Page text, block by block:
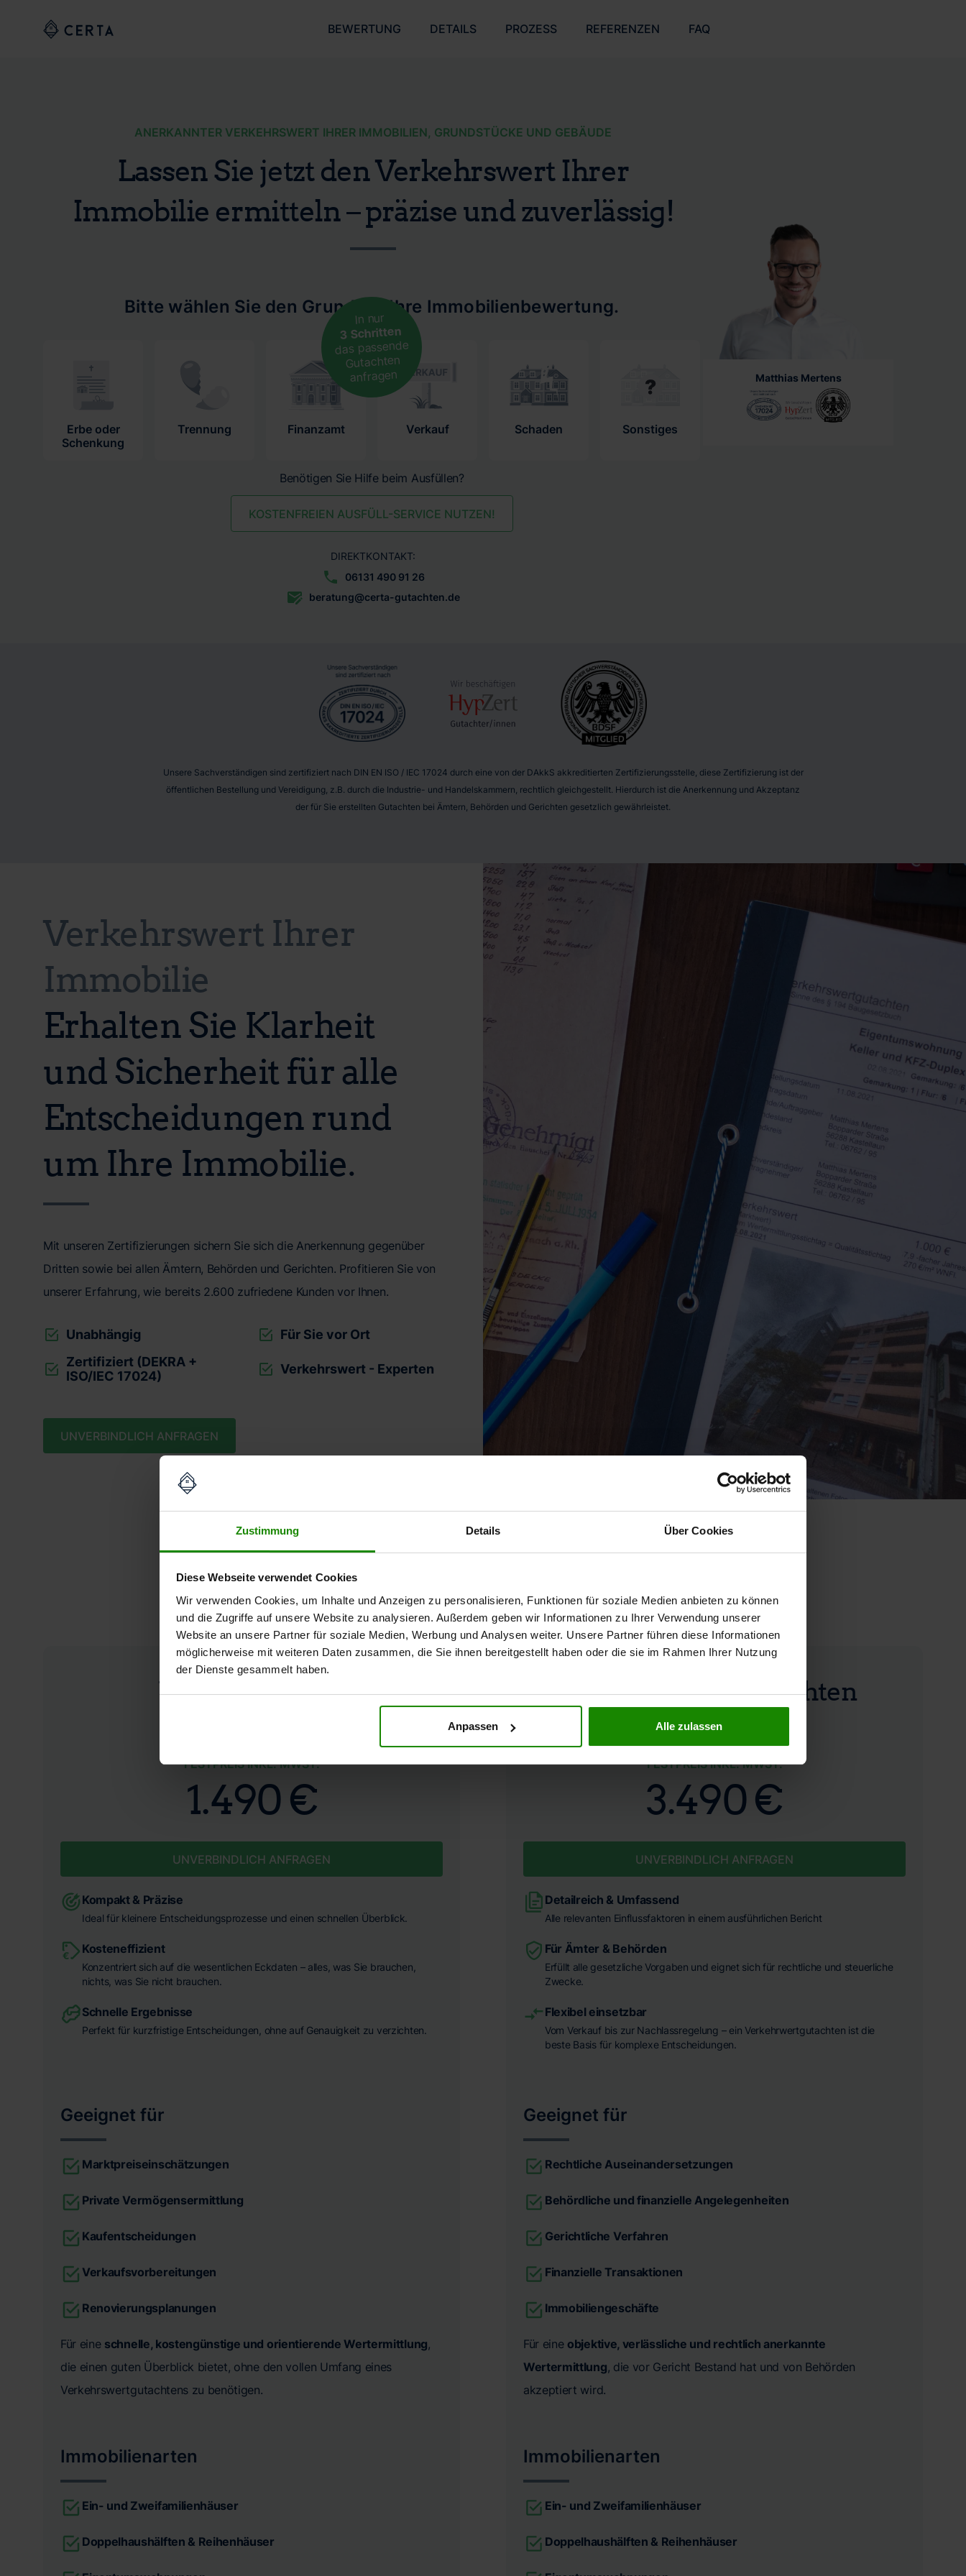
Zustimmung Details Über Cookies
Diese Webseite verwendet Cookies
Wir verwenden Cookies, um Inhalte und Anzeigen zu personalisieren, Funktionen für soziale Medien anbieten zu können
und die Zugriffe auf unsere Website zu analysieren. Außerdem geben wir Informationen zu Ihrer Verwendung unserer
Website an unsere Partner für soziale Medien, Werbung und Analysen weiter. Unsere Partner führen diese Informationen
möglicherweise mit weiteren Daten zusammen, die Sie ihnen bereitgestellt haben oder die sie im Rahmen Ihrer Nutzung
der Dienste gesammelt haben.
Anpassen Alle zulassen
BEWERTUNG DETAILS PROZESS REFERENZEN FAQ
ANERKANNTER VERKEHRSWERT IHRER IMMOBILIEN, GRUNDSTÜCKE UND GEBÄUDE
Lassen Sie jetzt den Verkehrswert Ihrer
Immobilie ermitteln – präzise und zuverlässig!
Bitte wählen Sie den Grund für Ihre Immobilienbewertung.
Erbe oder
Schenkung
Trennung Finanzamt Verkauf Schaden Sonstiges
In nur
3 Schritten
das passende
Gutachten
anfragen
Benötigen Sie Hilfe beim Ausfüllen?
KOSTENFREIEN AUSFÜLL-SERVICE NUTZEN!
DIREKTKONTAKT:
06131 490 91 26
beratung@certa-gutachten.de
Matthias Mertens
Unsere Sachverständigen sind zertifiziert nach DIN EN ISO / IEC 17024 durch eine von der DAkkS akkreditierten Zertifizierungsstelle, diese Zertifizierung ist der
öffentlichen Bestellung und Vereidigung, z.B. durch die Industrie- und Handelskammern, rechtlich gleichgestellt. Hierdurch ist die Anerkennung und Akzeptanz
der für Sie erstellten Gutachten bei Ämtern, Behörden und Gerichten gesetzlich gewährleistet.
Verkehrswert Ihrer
Immobilie
Erhalten Sie Klarheit
und Sicherheit für alle
Entscheidungen rund
um Ihre Immobilie.
Mit unseren Zertifizierungen sichern Sie sich die Anerkennung gegenüber
Dritten sowie bei allen Ämtern, Behörden und Gerichten. Profitieren Sie von
unserer Erfahrung, wie bereits 2.600 zufriedene Kunden vor Ihnen.
Unabhängig
Für Sie vor Ort
Zertifiziert (DEKRA +
ISO/IEC 17024)
Verkehrswert - Experten
UNVERBINDLICH ANFRAGEN
Unsere Leistungen und Preise
Wertgutachten
FESTPREIS INKL. MWST.
1.490 €
UNVERBINDLICH ANFRAGEN
Kompakt & Präzise
Ideal für kleinere Entscheidungsprozesse und einen schnellen Überblick.
Kosteneffizient
Konzentriert sich auf die wesentlichen Eckdaten – alles, was Sie brauchen,
nichts, was Sie nicht brauchen.
Schnelle Ergebnisse
Perfekt für kurzfristige Entscheidungen, ohne auf Genauigkeit zu verzichten.
Geeignet für
Marktpreiseinschätzungen
Private Vermögensermittlung
Kaufentscheidungen
Verkaufsvorbereitungen
Renovierungsplanungen
Für eine schnelle, kostengünstige und orientierende Wertermittlung,
die einen guten Überblick bietet, ohne den vollen Umfang eines
Verkehrswertgutachtens zu benötigen.
Immobilienarten
Ein- und Zweifamilienhäuser
Doppelhaushälften & Reihenhäuser
Verkehrswertgutachten
FESTPREIS INKL. MWST.
3.490 €
UNVERBINDLICH ANFRAGEN
Detailreich & Umfassend
Alle relevanten Einflussfaktoren in einem ausführlichen Bericht
Für Ämter & Behörden
Erfüllt alle gesetzliche Vorgaben und eignet sich für rechtliche und steuerliche
Zwecke.
Flexibel einsetzbar
Vom Verkauf bis zur Nachlassregelung – ein Verkehrwertgutachten ist die
beste Basis für komplexe Entscheidungen.
Geeignet für
Rechtliche Auseinandersetzungen
Behördliche und finanzielle Angelegenheiten
Gerichtliche Verfahren
Finanzielle Transaktionen
Immobiliengeschäfte
Für eine objektive, verlässliche und rechtlich anerkannte
Wertermittlung, die vor Gericht Bestand hat und von Behörden
akzeptiert wird.
Immobilienarten
Ein- und Zweifamilienhäuser
Doppelhaushälften & Reihenhäuser